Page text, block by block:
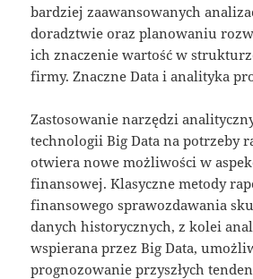
bardziej zaawansowanych
doradztwie oraz planowaniu
ich znaczenie wartość w
firmy. Znaczne Data i analityka
Zastosowanie narzędzi
technologii Big Data na potrzeby
otwiera nowe możliwości w
finansowej. Klasyczne metody
finansowego sprawozdawania
danych historycznych, z kolei
wspierana przez Big Data,
prognozowanie przyszłych